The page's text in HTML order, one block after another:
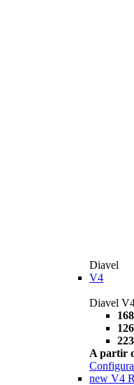
Diavel
V4
Diavel
A partir
new V4